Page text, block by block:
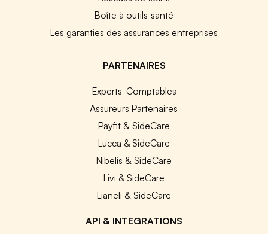
Boîte à outils santé
Les garanties des assurances entreprises
PARTENAIRES
Experts-Comptables
Assureurs Partenaires
Payfit & SideCare
Lucca & SideCare
Nibelis & SideCare
Livi & SideCare
Lianeli & SideCare
API & INTEGRATIONS